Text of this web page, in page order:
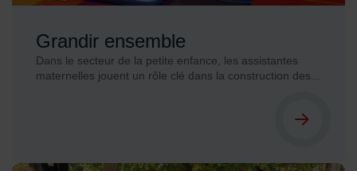
Grandir ensemble
Dans le secteur de la petite enfance, les assistantes
maternelles jouent un rôle clé dans la construction des...